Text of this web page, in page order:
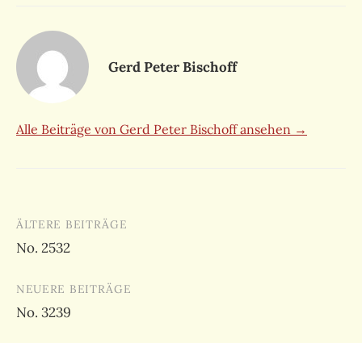
Gerd Peter Bischoff
Alle Beiträge von Gerd Peter Bischoff ansehen →
Beitragsnavigation
ÄLTERE BEITRÄGE
No. 2532
NEUERE BEITRÄGE
No. 3239